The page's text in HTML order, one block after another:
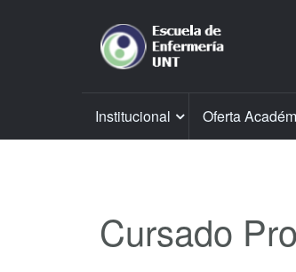
Institucional Oferta
Cursado